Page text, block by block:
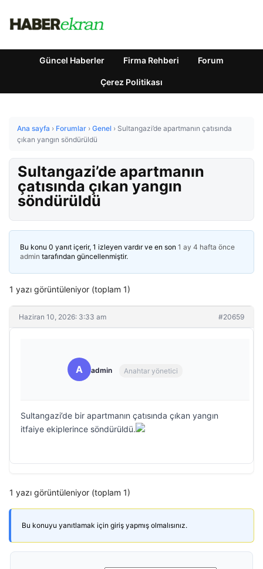
Güncel Haberler Firma Rehberi Forum
Çerez Politikası
Ana sayfa › Forumlar › Genel › Sultangazi’de apartmanın çatısında
çıkan yangın söndürüldü
Sultangazi’de apartmanın
çatısında çıkan yangın
söndürüldü
Bu konu 0 yanıt içerir, 1 izleyen vardır ve en son 1 ay 4 hafta önce
admin tarafından güncellenmiştir.
1 yazı görüntüleniyor (toplam 1)
Haziran 10, 2026: 3:33 am #20659
A admin Anahtar yönetici
Sultangazi’de bir apartmanın çatısında çıkan yangın
itfaiye ekiplerince söndürüldü.
1 yazı görüntüleniyor (toplam 1)
Bu konuyu yanıtlamak için giriş yapmış olmalısınız.